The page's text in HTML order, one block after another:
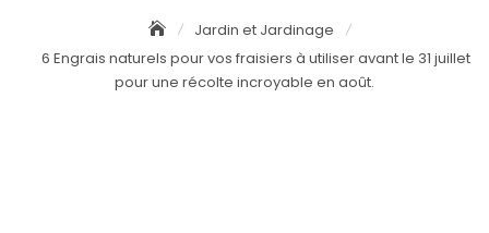
Jardin et Jardinage
6 Engrais naturels pour vos fraisiers à utiliser avant le 31 juillet
pour une récolte incroyable en août.